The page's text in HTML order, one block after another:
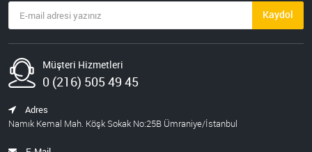
Kaydol
Müşteri Hizmetleri
0 (216) 505 49 45
Adres
Namık Kemal Mah. Köşk Sokak No:25B Ümraniye/İstanbul